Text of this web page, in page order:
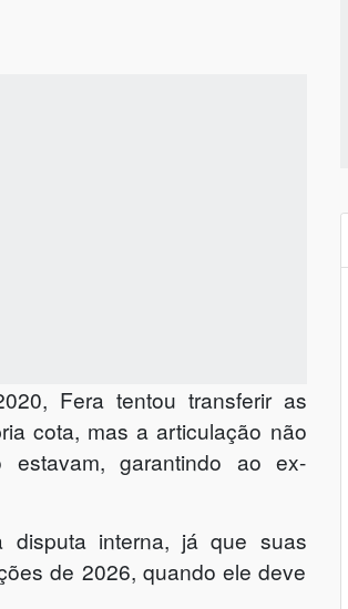
Fera tentou transferir as
cota, mas a articulação não
garantindo ao ex-
disputa interna, já que suas
de 2026, quando ele deve